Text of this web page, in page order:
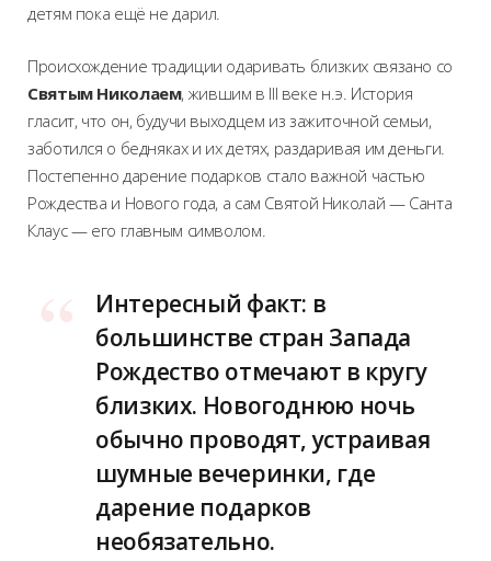
детям пока ещё не дарил.
Происхождение традиции одаривать близких связано со
Святым Николаем, жившим в III веке н.э. История
гласит, что он, будучи выходцем из зажиточной семьи,
заботился о бедняках и их детях, раздаривая им деньги.
Постепенно дарение подарков стало важной частью
Рождества и Нового года, а сам Святой Николай — Санта
Клаус — его главным символом.
Интересный факт: в
большинстве стран Запада
Рождество отмечают в кругу
близких. Новогоднюю ночь
обычно проводят, устраивая
шумные вечеринки, где
дарение подарков
необязательно.